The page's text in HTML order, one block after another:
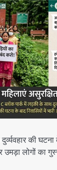
की घटना
उमड़ा लोगों का